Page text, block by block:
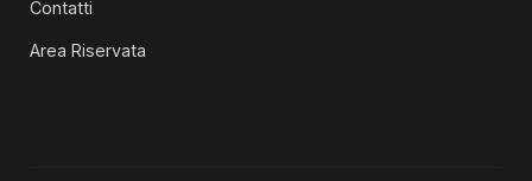
Contatti
Area Riservata